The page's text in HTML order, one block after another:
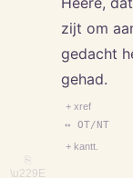
⎘
\u229E
zijt om
gedacht
gehad.
+ xref
↔ OT/NT
+ kantt.